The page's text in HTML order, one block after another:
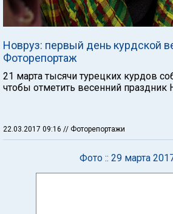
Новруз: первый день курдской
Фоторепортаж
21 марта тысячи турецких курдов
чтобы отметить весенний праздник
22.03.2017 09:16 // Фоторепортажи
Фото :: 29 марта